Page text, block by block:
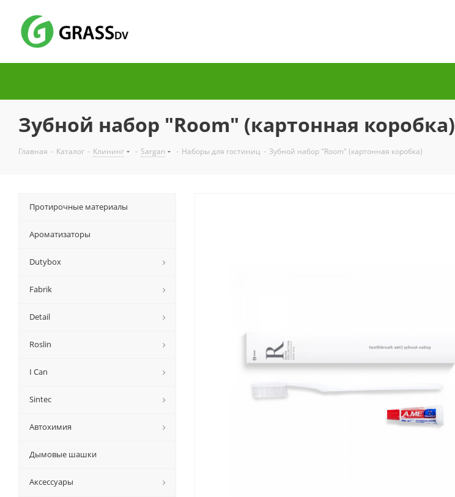
Зубной набор "Room" (картонная коробка)
Главная - Каталог - Клининг - Sargan - Наборы для гостиниц - Зубной набор "Room" (картонная коробка)
Протирочные материалы
Ароматизаторы
Dutybox
Fabrik
Detail
Roslin
I Can
Sintec
Автохимия
Дымовые шашки
Аксессуары